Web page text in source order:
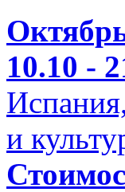
10.10 -
и